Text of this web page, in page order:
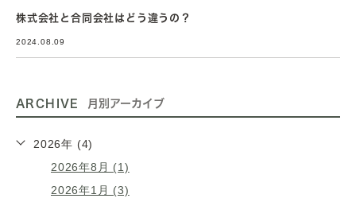
株式会社と合同会社はどう違うの？
2024.08.09
ARCHIVE 月別アーカイブ
2026年 (4)
2026年8月 (1)
2026年1月 (3)